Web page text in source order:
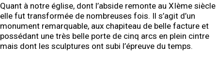
Quant à notre église, dont l’abside remonte au XIème siècle
elle fut transformée de nombreuses fois. Il s’agit d’un
monument remarquable, aux chapiteau de belle facture et
possédant une très belle porte de cinq arcs en plein cintre
mais dont les sculptures ont subi l’épreuve du temps.